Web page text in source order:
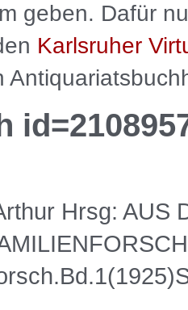
geben. Dafür
Karlsruher
Hrsg: AUS